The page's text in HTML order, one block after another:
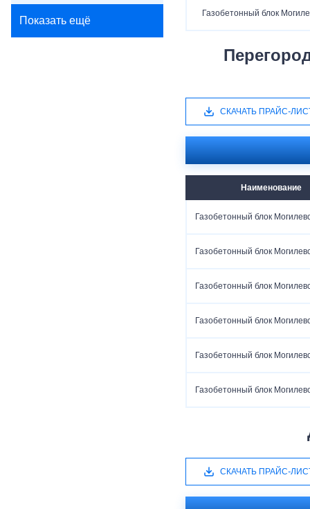
Показать ещё
Газобетонный блок
СКАЧАТЬ ПРАЙС-
Наименование
Газобетонный блок
Газобетонный блок
Газобетонный блок
Газобетонный блок
Газобетонный блок
Газобетонный блок
СКАЧАТЬ ПРАЙС-